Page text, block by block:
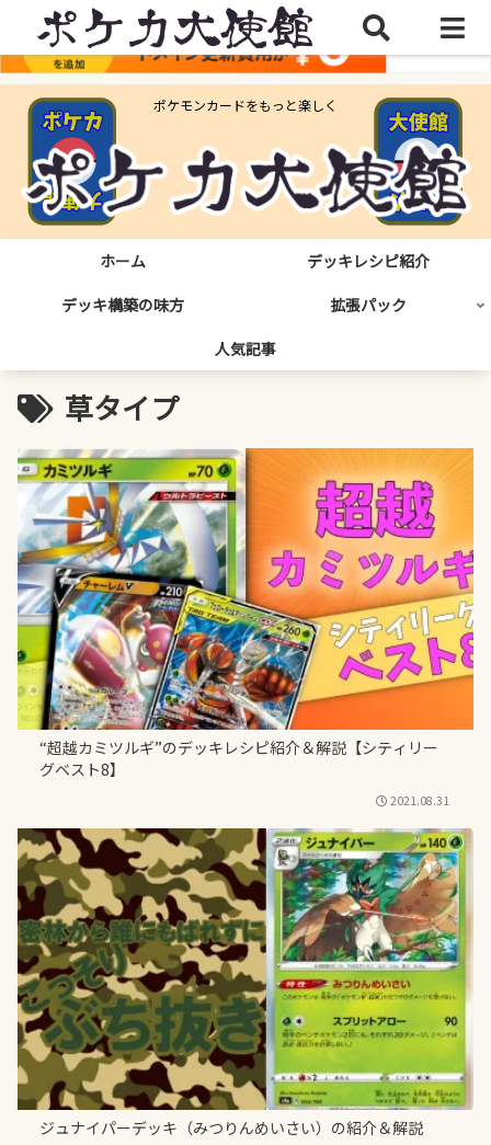
ポケモンカードをもっと楽しく
ホーム
デッキレシピ紹介
デッキ構築の味方
拡張パック
人気記事
草タイプ
“超越カミツルギ”のデッキレシピ紹介＆解説【シティリー
グベスト8】
2021.08.31
ジュナイパーデッキ（みつりんめいさい）の紹介＆解説